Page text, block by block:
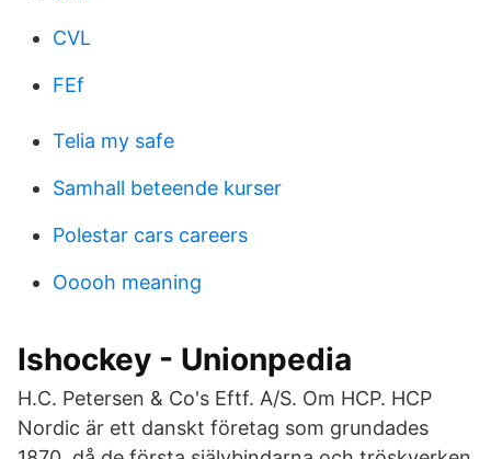
CVL
FEf
Telia my safe
Samhall beteende kurser
Polestar cars careers
Ooooh meaning
Ishockey - Unionpedia
H.C. Petersen & Co's Eftf. A/S. Om HCP. HCP
Nordic är ett danskt företag som grundades